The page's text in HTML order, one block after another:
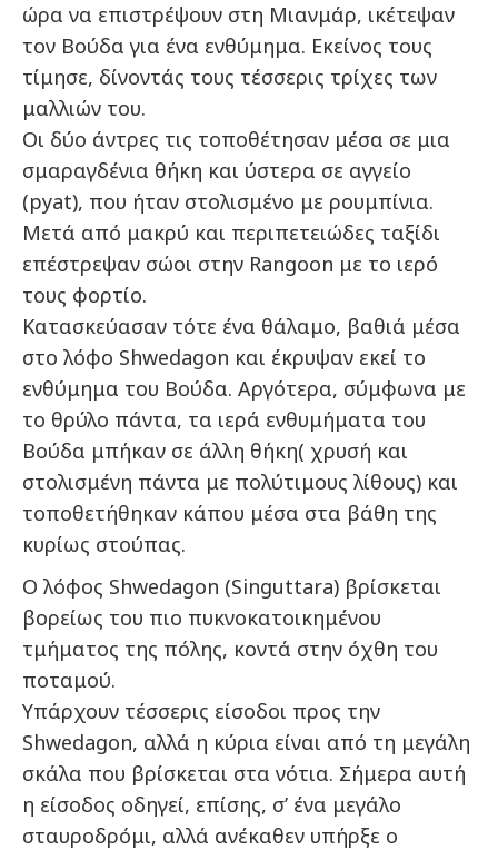
ώρα να επιστρέψουν στη Μιανμάρ, ικέτεψαν
τον Βούδα για ένα ενθύμημα. Εκείνος τους
τίμησε, δίνοντάς τους τέσσερις τρίχες των
μαλλιών του.
Οι δύο άντρες τις τοποθέτησαν μέσα σε μια
σμαραγδένια θήκη και ύστερα σε αγγείο
(pyat), που ήταν στολισμένο με ρουμπίνια.
Μετά από μακρύ και περιπετειώδες ταξίδι
επέστρεψαν σώοι στην Rangoon με το ιερό
τους φορτίο.
Κατασκεύασαν τότε ένα θάλαμο, βαθιά μέσα
στο λόφο Shwedagon και έκρυψαν εκεί το
ενθύμημα του Βούδα. Αργότερα, σύμφωνα με
το θρύλο πάντα, τα ιερά ενθυμήματα του
Βούδα μπήκαν σε άλλη θήκη( χρυσή και
στολισμένη πάντα με πολύτιμους λίθους) και
τοποθετήθηκαν κάπου μέσα στα βάθη της
κυρίως στούπας.
Ο λόφος Shwedagon (Singuttara) βρίσκεται
βορείως του πιο πυκνοκατοικημένου
τμήματος της πόλης, κοντά στην όχθη του
ποταμού.
Υπάρχουν τέσσερις είσοδοι προς την
Shwedagon, αλλά η κύρια είναι από τη μεγάλη
σκάλα που βρίσκεται στα νότια. Σήμερα αυτή
η είσοδος οδηγεί, επίσης, σ’ ένα μεγάλο
σταυροδρόμι, αλλά ανέκαθεν υπήρξε ο